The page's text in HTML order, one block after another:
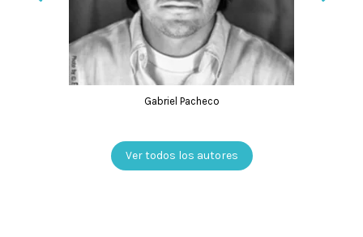
Gabriel Pacheco
Ver todos los autores